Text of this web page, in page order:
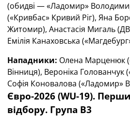
(обидві — «Ладомир»
(«Кривбас» Кривий Ріг), Яна
Житомир), Анастасія Мигаль
Емілія Канаховська
Нападники: Олена Марценюк
Вінниця), Вероніка Голованчук
Софія Коновалова («Ладомир»
Євро-2026 (WU-19).
відбору. Група В3